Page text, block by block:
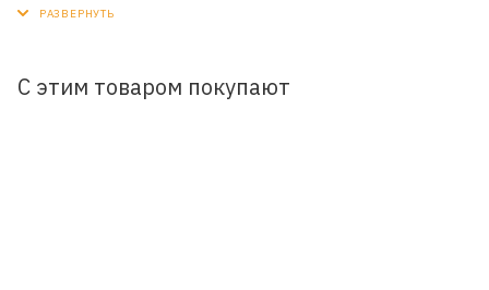
диапазоне нагрузок и температур.
С этим товаром покупают